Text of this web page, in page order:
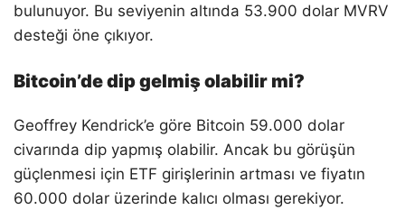
bulunuyor. Bu seviyenin altında 53.900 dolar MVRV
desteği öne çıkıyor.
Bitcoin’de dip gelmiş olabilir mi?
Geoffrey Kendrick’e göre Bitcoin 59.000 dolar
civarında dip yapmış olabilir. Ancak bu görüşün
güçlenmesi için ETF girişlerinin artması ve fiyatın
60.000 dolar üzerinde kalıcı olması gerekiyor.